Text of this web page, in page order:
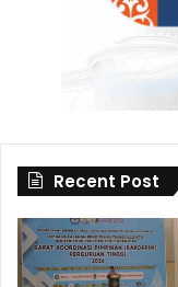
Recent Post